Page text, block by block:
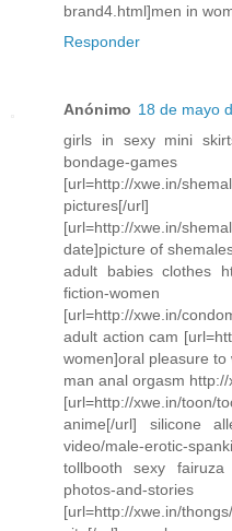
brand4.html]men in
Responder
Anónimo 18 de mayo
girls in sexy mini
bondage-games
[url=http://xwe.in/
pictures[/
[url=http://xwe.in/
date]picture of
adult babies clothes
fiction-women
[url=http://xwe.in/
adult action cam
women]oral pleasure to
man anal orgasm
[url=http://xwe.in/
anime[/url] silicone
video/male-erotic-
tollbooth sexy fairuza
photos-and-stories
[url=http://xwe.in/